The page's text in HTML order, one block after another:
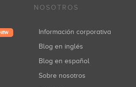
NOSOTROS
Información corporativa
Blog en inglés
Blog en español
Sobre nosotros